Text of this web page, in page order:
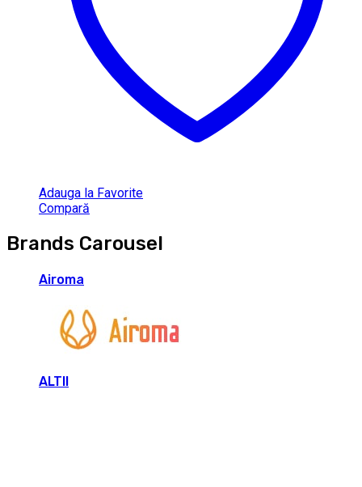
Adauga la Favorite
Compară
Brands Carousel
Airoma
ALTII